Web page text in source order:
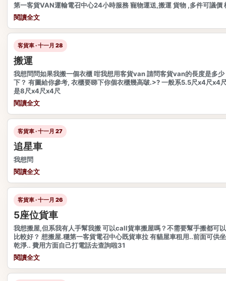
第一客貨VAN運輸電召中心24小時服務 寵物運送,搬運 貨物 ,多件可議價
閱讀全文
客貨車 · 十一月 28
搬運
我想問問如果我搬一個衣櫃 咁我想用客貨van 請問客貨van的長度是多
下？ 有圖給你參考, 衣櫃要睇下你個衣櫃幾高啵.>? 一般系5.5尺x4尺x4
是8尺x4尺x4尺
閱讀全文
客貨車 · 十一月 27
追星車
我想問
閱讀全文
客貨車 · 十一月 26
5座位貨車
我想搬屋,但系我有人手幫我搬 可以call貨車搬屋嗎？不需要幫手搬都可
比較好？ 想搬屋.穩第一客貨電召中心既貨車拉 有貓屋車租用..前面可供
乾淨.. 費用方面自己打電話去查詢啦31
閱讀全文